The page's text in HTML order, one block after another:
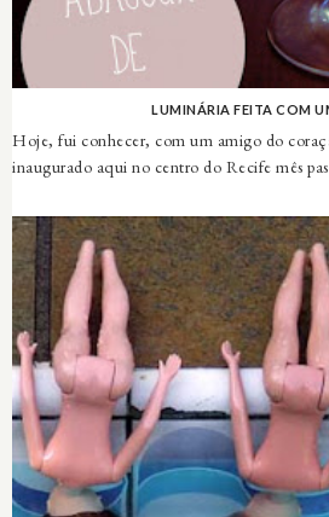
LUMINÁRIA FEITA COM
Hoje, fui conhecer, com um amigo do
inaugurado aqui no centro do Recife mês